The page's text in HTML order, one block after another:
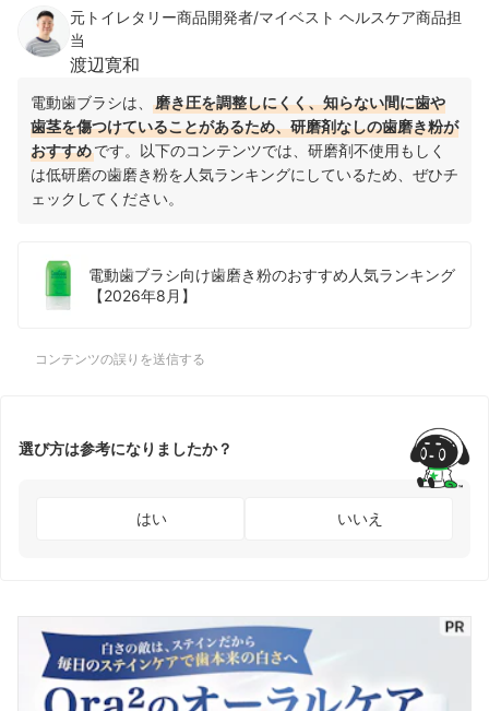
元トイレタリー商品開発者/マイベスト ヘルスケア商品担
当
渡辺寛和
電動歯ブラシは、
磨き圧を調整しにくく、知らない間に歯や
歯茎を傷つけていることがあるため、研磨剤なしの歯磨き粉が
おすすめです。以下のコンテンツでは、研磨剤不使用もしく
は低研磨の歯磨き粉を人気ランキングにしているため、ぜひチ
ェックしてください。
電動歯ブラシ向け歯磨き粉のおすすめ人気ランキング
【2026年8月】
コンテンツの誤りを送信する
選び方は参考になりましたか？
はい いいえ